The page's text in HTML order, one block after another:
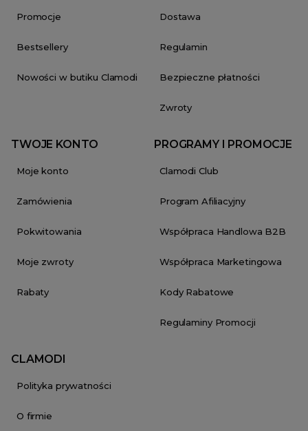
Promocje
Bestsellery
Nowości w butiku Clamodi
Dostawa
Regulamin
Bezpieczne płatności
Zwroty
TWOJE KONTO
Moje konto
Zamówienia
Pokwitowania
Moje zwroty
Rabaty
PROGRAMY I PROMOCJE
Clamodi Club
Program Afiliacyjny
Współpraca Handlowa B2B
Współpraca Marketingowa
Kody Rabatowe
Regulaminy Promocji
CLAMODI
Polityka prywatności
O firmie